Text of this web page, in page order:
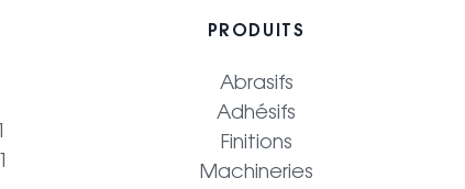
PRODUITS
Abrasifs
Adhésifs
Finitions
Machineries